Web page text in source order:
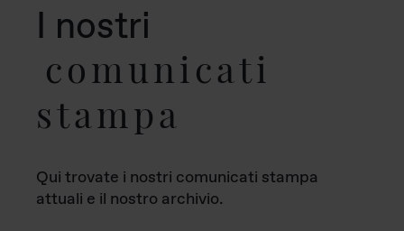
I nostri
comunicati
stampa
Qui trovate i nostri comunicati stampa
attuali e il nostro archivio.